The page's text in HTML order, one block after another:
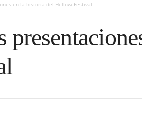
en la historia del Hellow Festival